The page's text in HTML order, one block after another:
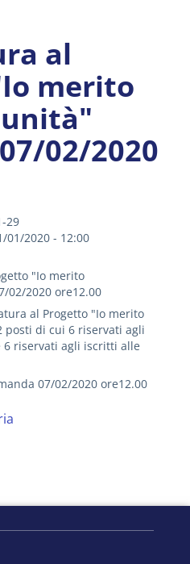
al
merito
02/2020
29
01/2020 - 12:00
"Io merito
02/2020 ore12.00
al Progetto "Io merito
di cui 6 riservati agli
riservati agli iscritti alle
07/02/2020 ore12.00